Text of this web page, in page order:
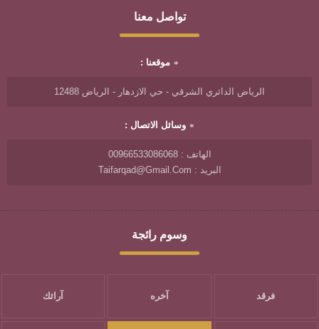
تواصل معنا
موقعنا :
الرياض الدائري الشرقي - حي الازدهار - الرياض 12488
وسائل الاتصال :
الهاتف : 00966533086068
البريد : Taifarqad@gmail.com
وسوم رائجة
فرقد آخره آرائك